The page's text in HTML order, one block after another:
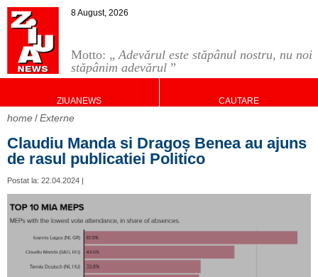
Motto: „Adevărul este stăpânul nostru, nu noi
stăpânim adevărul ”
8 August, 2026
ZIUANEWS CAUTARE
home Externe
Claudiu Manda si Dragoș Benea au ajuns
de rasul publicatiei Politico
Postat la: 22.04.2024 |